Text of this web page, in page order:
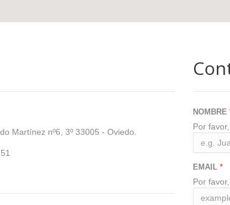
Martínez nº6, 3º 33005 - Oviedo.
NOMBRE
Por
EMAIL
Por